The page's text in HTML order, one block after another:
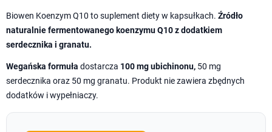
Biowen Koenzym Q10 to suplement diety w kapsułkach. Źródło
naturalnie fermentowanego koenzymu Q10 z dodatkiem
serdecznika i granatu.
Wegańska formuła dostarcza 100 mg ubichinonu, 50 mg
serdecznika oraz 50 mg granatu. Produkt nie zawiera zbędnych
dodatków i wypełniaczy.